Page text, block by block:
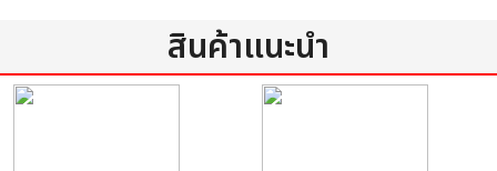
สินค้าแนะนำ